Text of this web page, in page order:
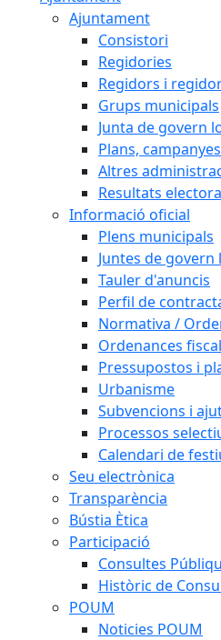
Ajuntament
Consistori
Regidories
Regidors i
Grups municipals
Junta de govern
Plans,
Altres
Resultats
Informació oficial
Plens municipals
Juntes de govern
Tauler d'anuncis
Perfil de
Normativa /
Ordenances
Pressupostos i
Urbanisme
Subvencions i
Processos
Calendari de
Seu electrònica
Transparència
Bústia Ètica
Participació
Consultes
Històric de
POUM
Noticies POUM